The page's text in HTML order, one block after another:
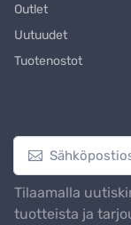
Outlet
Uutuudet
Tuotenostot
Tilaamalla
tuotteista ja